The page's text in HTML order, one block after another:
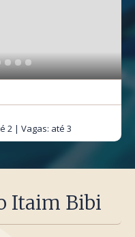
2 | Vagas: até 3
Itaim Bibi